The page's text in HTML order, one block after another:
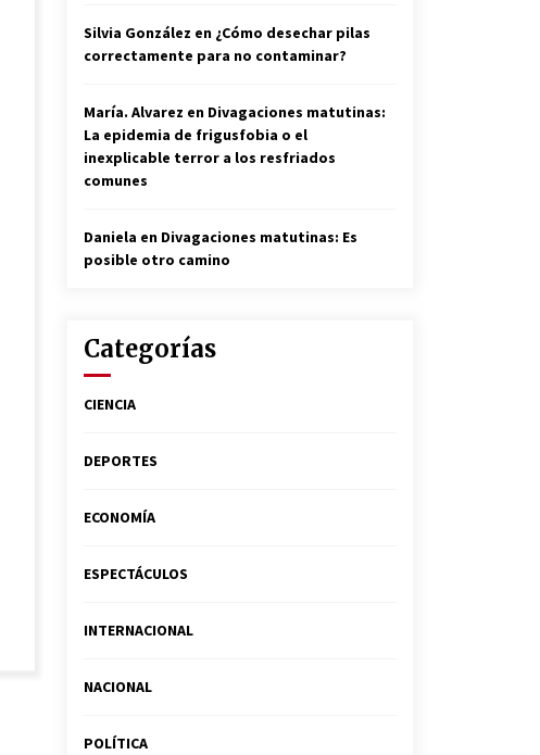
Silvia González en ¿Cómo desechar pilas
correctamente para no contaminar?
María. Alvarez en Divagaciones matutinas:
La epidemia de frigusfobia o el
inexplicable terror a los resfriados
comunes
Daniela en Divagaciones matutinas: Es
posible otro camino
Categorías
CIENCIA
DEPORTES
ECONOMÍA
ESPECTÁCULOS
INTERNACIONAL
NACIONAL
POLÍTICA